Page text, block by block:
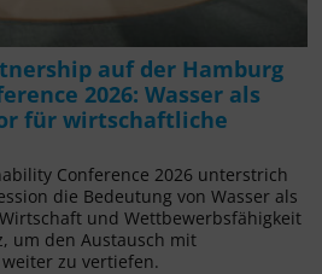
auf der Hamburg
2026: Wasser als
für wirtschaftliche
Conference 2026 unterstrich
die Bedeutung von Wasser als
und Wettbewerbsfähigkeit
um den Austausch mit
zu vertiefen.